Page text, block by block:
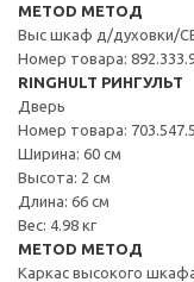
METOD МЕТОД
Выс шкаф д/духовки/
Номер товара:
RINGHULT РИНГУЛЬТ
Дверь
Номер товара:
Ширина: 60 см
Высота: 2 см
Длина: 66 см
Вес: 4.98 кг
METOD МЕТОД
Каркас высокого